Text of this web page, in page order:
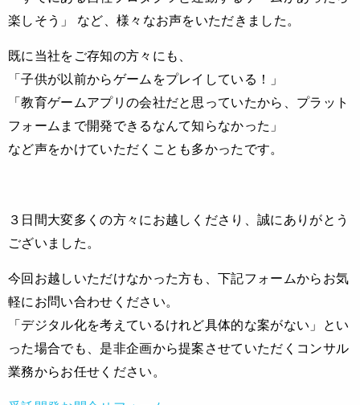
楽しそう」 など、様々なお声をいただきました。
既に当社をご存知の方々にも、
「子供が以前からゲームをプレイしている！」
「教育ゲームアプリの会社だと思っていたから、プラット
フォームまで開発できるなんて知らなかった」
など声をかけていただくことも多かったです。
３日間大変多くの方々にお越しくださり、誠にありがとう
ございました。
今回お越しいただけなかった方も、下記フォームからお気
軽にお問い合わせください。
「デジタル化を考えているけれど具体的な案がない」とい
った場合でも、是非企画から提案させていただくコンサル
業務からお任せください。